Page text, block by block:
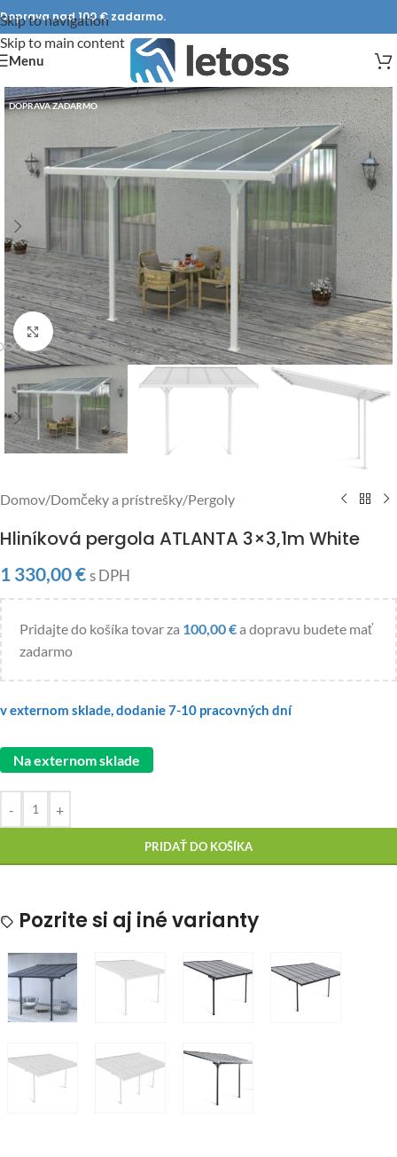
Skip to navigation
Skip to main content
Doprava nad 100 € zadarmo.
Menu
DOPRAVA ZADARMO
Click to enlarge
Domov/Domčeky a prístrešky/Pergoly
Hliníková pergola ATLANTA 3×3,1m White
1 330,00€ s DPH
Pridajte do košíka tovar za 100,00€a dopravu budete mať
zadarmo
v externom sklade, dodanie 7-10 pracovných dní
Na externom sklade
- +
PRIDAŤ DO KOŠÍKA
Pozrite si aj iné varianty